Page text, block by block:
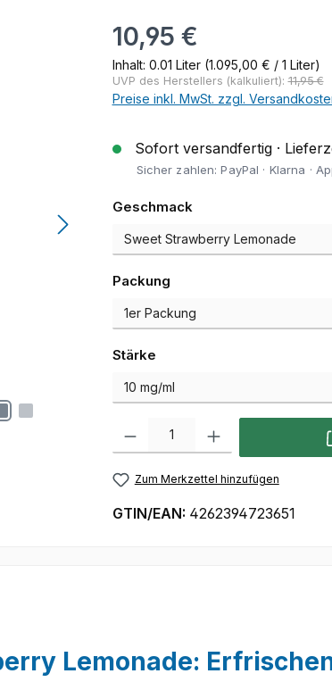
Regulärer Preis:
10,95 €
Inhalt: 0.01 Liter (1.095,00 € / 1 Liter)
UVP des Herstellers (kalkuliert):11,95 €
Preise inkl. MwSt. zzgl.
Sofort versandfertig ·
Sicher zahlen: PayPal · Klarna ·
Geschmackauswählen
Packungauswählen
Stärkeauswählen
Produkt Anzahl: Gib den
Zum Merkzettel hinzufügen
GTIN/EAN: 4262394723651
Lemonade: